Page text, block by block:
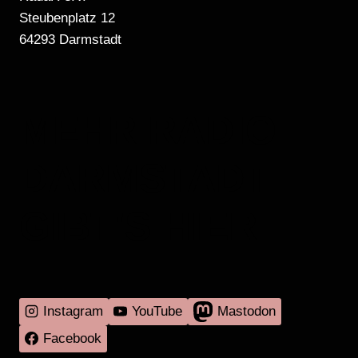
Steubenplatz 12
64293 Darmstadt
Instagram YouTube
Mastodon
Facebook